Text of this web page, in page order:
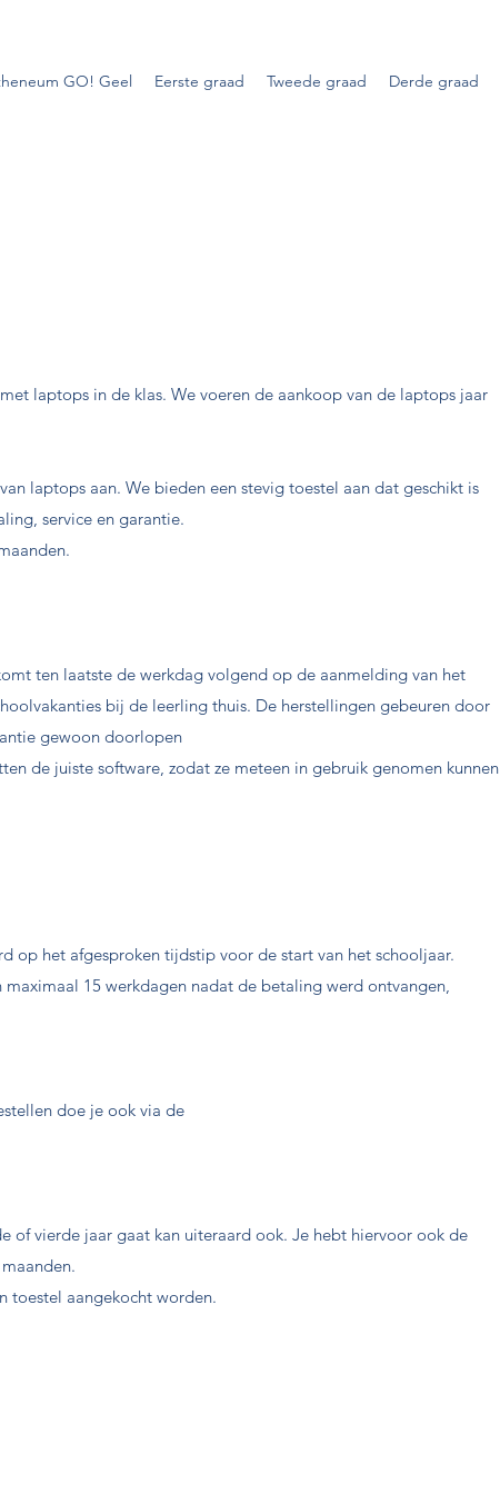
GO! Geel Eerste graad Tweede graad Derde graad
laptops in de klas. We voeren de aankoop van de laptops jaar
laptops aan. We bieden een stevig toestel aan dat geschikt is
service en garantie.
ten laatste de werkdag volgend op de aanmelding van het
bij de leerling thuis. De herstellingen gebeuren door
gewoon doorlopen
de juiste software, zodat ze meteen in gebruik genomen kunnen
op het afgesproken tijdstip voor de start van het schooljaar.
15 werkdagen nadat de betaling werd ontvangen,
doe je ook via de
of vierde jaar gaat kan uiteraard ook. Je hebt hiervoor ook de
toestel aangekocht worden.​